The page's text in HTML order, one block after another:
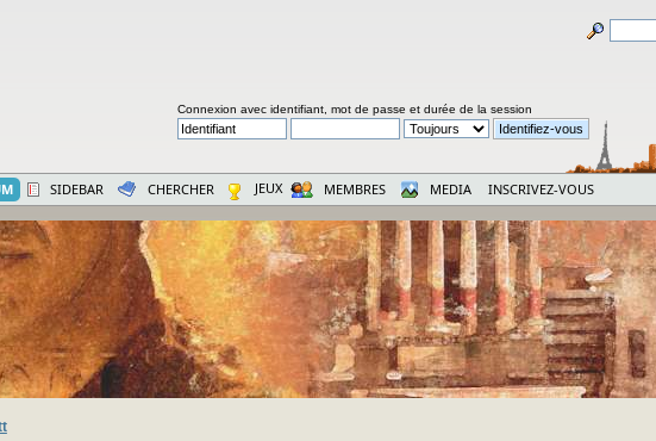
Connexion avec identifiant, mot de passe et durée de la session
SIDEBAR CHERCHER JEUX MEMBRES MEDIA INSCRIVEZ-VOUS